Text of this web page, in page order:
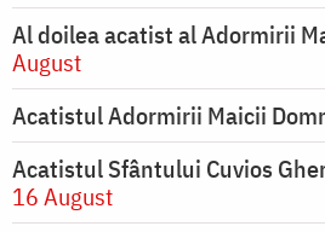
Al doilea acatist al Adormirii
August
Acatistul Adormirii Maicii
Acatistul Sfântului Cuvios
16 August